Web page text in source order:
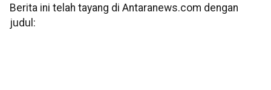
Berita ini telah tayang di Antaranews.com dengan
judul: